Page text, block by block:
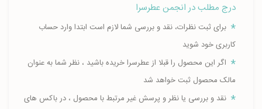
درج مطلب در انجمن عطرسرا
برای ثبت نظرات، نقد و بررسی شما لازم است ابتدا وارد حساب
کاربری خود شوید
اگر این محصول را قبلا از عطرسرا خریده باشید ، نظر شما به عنوان
مالک محصول ثبت خواهد شد
نقد و بررسی یا نظر و پرسش غیر مرتبط با محصول ، در باکس های